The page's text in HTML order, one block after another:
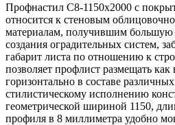
Профнастил С8-1150x2000 с
относится к стеновым
материалам, получившим большую
создания оградительных систем,
габарит листа по отношению к
позволяет профлист размещать как
горизонтально в составе
стилистическому исполнению
геометрической шириной 1150,
профиля в 8 миллиметра удобно